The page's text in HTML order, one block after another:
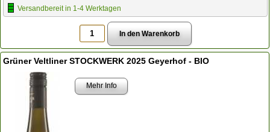
Versandbereit in 1-4 Werktagen
Grüner Veltliner STOCKWERK 2025 Geyerhof - BIO
Mehr Info